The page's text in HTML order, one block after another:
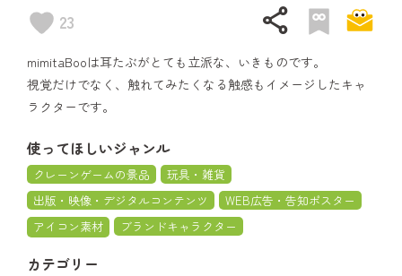
23 share
mimitaBooは耳たぶがとても立派な、いきものです。
視覚だけでなく、触れてみたくなる触感もイメージしたキャ
ラクターです。
使ってほしいジャンル
クレーンゲームの景品
玩具・雑貨
出版・映像・デジタルコンテンツ
WEB広告・告知ポスター
アイコン素材
ブランドキャラクター
カテゴリー